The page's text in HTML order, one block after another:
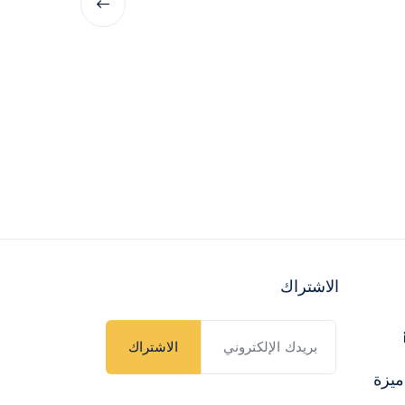
الاشتراك
الاشتراك